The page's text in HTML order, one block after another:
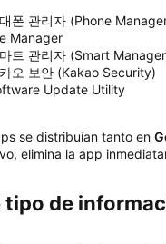
폰 관리자 (Phone
Manager
트 관리자 (Smart
오 보안 (Kakao Security)
Update Utility
se distribuían tanto en
elimina la app
tipo de